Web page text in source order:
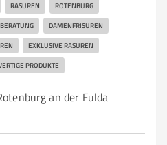
RASUREN ROTENBURG
DAMENFRISUREN
EXKLUSIVE RASUREN
PRODUKTE
an der Fulda